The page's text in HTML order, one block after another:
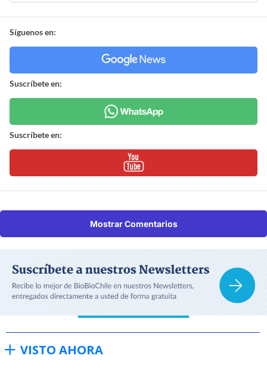
Síguenos en:
Suscríbete en:
Suscríbete en:
Mostrar Comentarios
VISTO AHORA